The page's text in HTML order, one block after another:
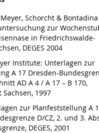
Schorcht & Bontadina
zur
in Friedrichswalde-
DEGES 2004
Institute: Unterlagen zur
A 17 Dresden-
AD A 4 / A 17 – B 170,
1997
zur Planfeststellung A
D/CZ, 2. und 3.
DEGES, 2001